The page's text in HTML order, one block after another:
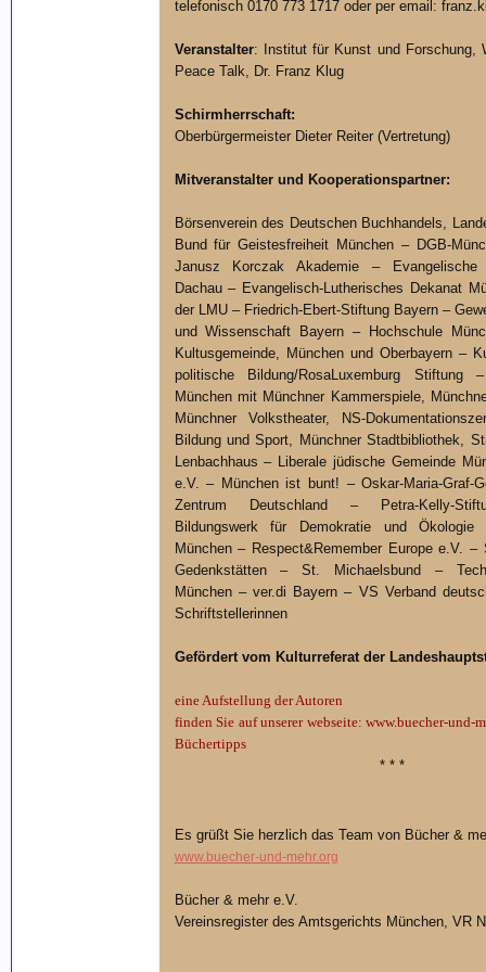
telefonisch 0170 773 1717 oder per email:
Veranstalter: Institut für Kunst und Forschung,
Peace Talk, Dr. Franz Klug
Schirmherrschaft:
Oberbürgermeister Dieter Reiter (Vertretung)
Mitveranstalter und Kooperationspartner:
Börsenverein des Deutschen Buchhandels,
Bund für Geistesfreiheit München – DGB-
Janusz Korczak Akademie – Evangelische
Dachau – Evangelisch-Lutherisches Dekanat
der LMU – Friedrich-Ebert-Stiftung Bayern –
und Wissenschaft Bayern – Hochschule
Kultusgemeinde, München und Oberbayern –
politische Bildung/RosaLuxemburg Stiftung
München mit Münchner Kammerspiele,
Münchner Volkstheater, NS-
Bildung und Sport, Münchner Stadtbibliothek,
Lenbachhaus – Liberale jüdische Gemeinde
e.V. – München ist bunt! – Oskar-Maria-Graf-
Zentrum Deutschland – Petra-Kelly-
Bildungswerk für Demokratie und Ökologie
München – Respect&Remember Europe e.V. –
Gedenkstätten – St. Michaelsbund –
München – ver.di Bayern – VS Verband
Schriftstellerinnen
Gefördert vom Kulturreferat der
eine Aufstellung der Autoren
finden Sie auf unserer webseite: www.buecher-und-
Büchertipps
* * *
Es grüßt Sie herzlich das Team von Bücher &
www.buecher-und-mehr.org
Bücher & mehr e.V.
Vereinsregister des Amtsgerichts München, VR